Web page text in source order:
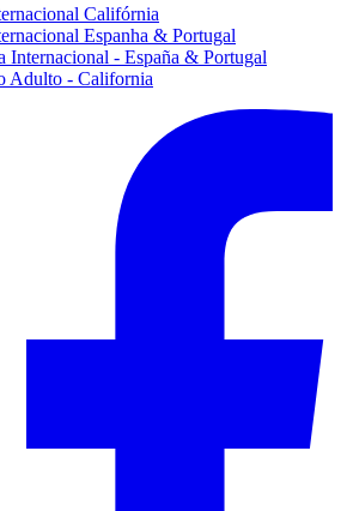
Califórnia
Espanha & Portugal
Internacional - España & Portugal
Adulto - California